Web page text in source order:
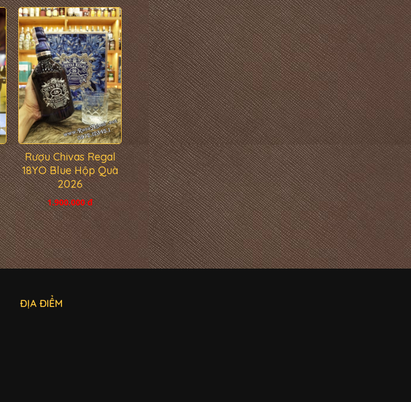
Rượu Chivas Regal
18YO Blue Hộp Quà
2026
1.900.000 đ
ĐỊA ĐIỂM